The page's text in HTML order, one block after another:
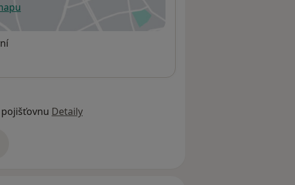
v nové záložce
Detaily